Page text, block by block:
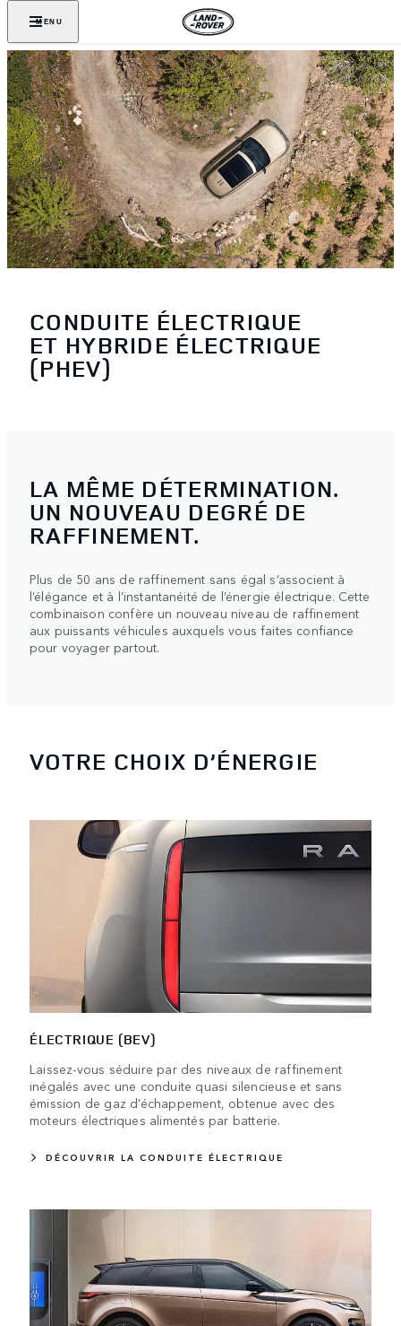
MENU
CONDUITE ÉLECTRIQUE
ET HYBRIDE ÉLECTRIQUE
(PHEV)
LA MÊME DÉTERMINATION.
UN NOUVEAU DEGRÉ DE
RAFFINEMENT.
Plus de 50 ans de raffinement sans égal s’associent à
l’élégance et à l’instantanéité de l’énergie électrique. Cette
combinaison confère un nouveau niveau de raffinement
aux puissants véhicules auxquels vous faites confiance
pour voyager partout.
VOTRE CHOIX D’ÉNERGIE
ÉLECTRIQUE (BEV)
Laissez-vous séduire par des niveaux de raffinement
inégalés avec une conduite quasi silencieuse et sans
émission de gaz d’échappement, obtenue avec des
moteurs électriques alimentés par batterie.
DÉCOUVRIR LA CONDUITE ÉLECTRIQUE